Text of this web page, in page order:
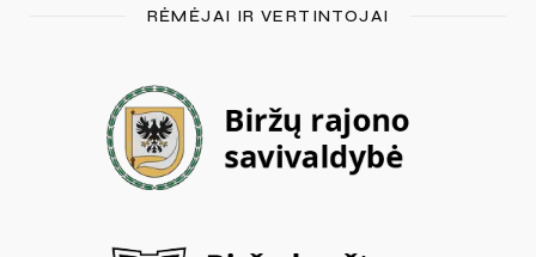
RĖMĖJAI IR VERTINTOJAI